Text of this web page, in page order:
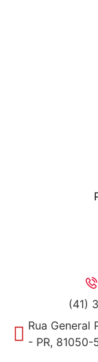
(41)
Rua General
- PR, 81050-